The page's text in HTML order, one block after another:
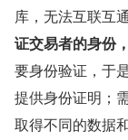
库，无法互联互通
证交易者的身份
要身份验证，于
提供身份证明；
取得不同的数据